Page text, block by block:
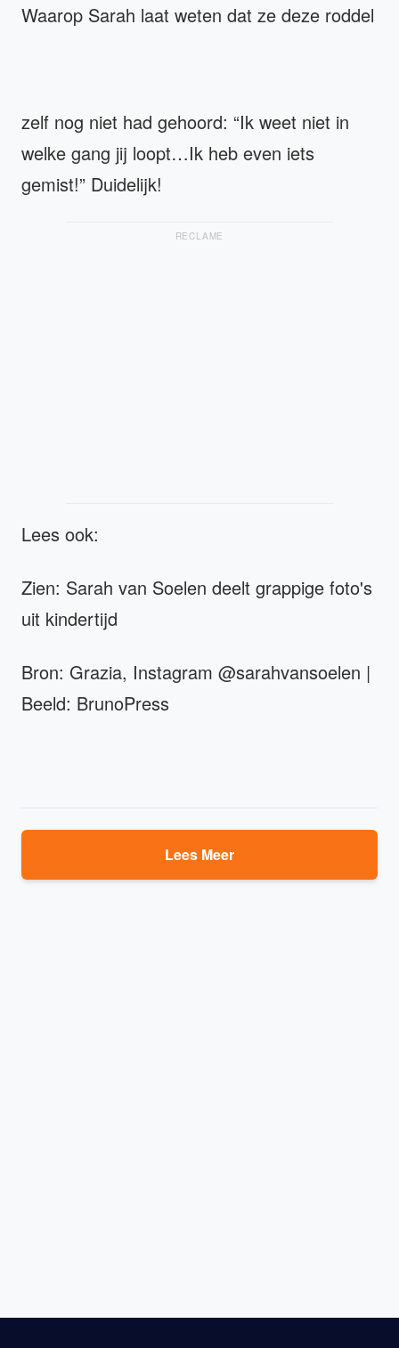
Waarop Sarah laat weten dat ze deze roddel
zelf nog niet had gehoord: “Ik weet niet in
welke gang jij loopt…Ik heb even iets
gemist!” Duidelijk!
RECLAME
Lees ook:
Zien: Sarah van Soelen deelt grappige foto's
uit kindertijd
Bron: Grazia, Instagram @sarahvansoelen |
Beeld: BrunoPress
Lees Meer